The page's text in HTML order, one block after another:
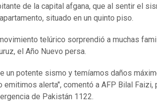
de la capital afgana, que al sentir el
situado en un quinto piso.
telúrico sorprendió a muchas
el Año Nuevo persa.
un potente sismo y temíamos daños
emitimos alerta", comentó a AFP Bilal
de Pakistán 1122.